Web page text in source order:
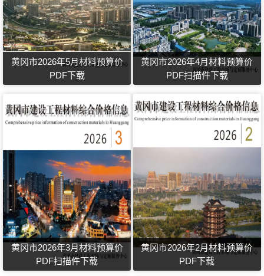
黄冈市2026年5月材料预算价
PDF下载
黄冈市2026年4月材料预算价
PDF扫描件下载
黄冈市2026年3月材料预算价
PDF扫描件下载
黄冈市2026年2月材料预算价
PDF下载